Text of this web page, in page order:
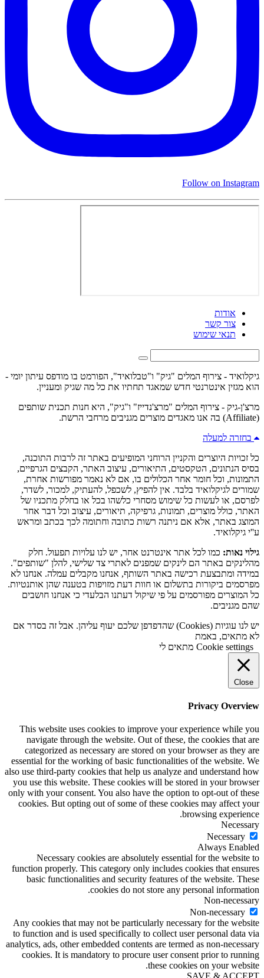
Follow on Instagram
אודות
צור קשר
תנאי שימוש
גיקלואיד - צירוף המלים "גיק" ו"טבלואיד", הפורמט בו מודפס עיתון יומי -
הוא מגזין אינטרנטי חדש שמאגד תחתיו את כל מה שגיק ומעניין.
מרצ'ן-גיק - צירוף המלים "מרצ'נדייז" ו"גיק", היא חנות תכנית שותפים
(Affiliate) בה אנו מאגדים מוצרים מגניבים מרחבי הרשת.
בחזרה למעלה
כל זכויות היוצרים והקניין הרוחני המופיעים באתר זה לרבות התוכנה,
בסיס הנתונים, הטקסטים, התיאורים, עיצוב האתר, הקבצים הגרפיים,
התמונות, וכל חומר אחר הכלולים בו, אם לא נאמר מפורשות אחרת,
שמורים לגיקלואיד בלבד. אין להפיץ, לשכפל, להעתיק, למכור, לשדר,
לפרסם, או לעשות כל שימוש מסחרי כלשהו בכל או בחלק מתכניו של
האתר, כולל מוצרים, תמונות, גרפיקה, תיאורים, עיצוב וכל דבר אחר
המוצג באתר, אלא אם ניתנה רשות כתובה וחתומה לכך בכתב ומראש
ע''י גיקלואיד.
גילוי נאות: כמו לכל אתר אינטרנט אחר, יש לנו עלויות תפעול. חלק
מהלינקים באתר הם לינקים שמפנים לאתרי צד שלישי, להלן "שותפים".
במידה ומתבצעת רכישה באתר השותף, אנחנו מקבלים עמלה. אנחנו לא
מפרסמים ביקורות בתשלום או חוות דעת מזויפות בטענה שהן אותנטיות.
כל המוצרים מפורסמים על פי שיקול דעתנו הבלעדי כי אנחנו חושבים
שהם מגניבים.
יש לנו עוגיות (Cookies) שהדפדפן שלכם יעוף עליהן. אבל זה בסדר אם
לא מתאים, באמת
Cookie settings מתאים לי
Close
Privacy Overview
This website uses cookies to improve your experience while you
navigate through the website. Out of these, the cookies that are
categorized as necessary are stored on your browser as they are
essential for the working of basic functionalities of the website. We
also use third-party cookies that help us analyze and understand how
you use this website. These cookies will be stored in your browser
only with your consent. You also have the option to opt-out of these
cookies. But opting out of some of these cookies may affect your
browsing experience.
Necessary
Necessary
Always Enabled
Necessary cookies are absolutely essential for the website to
function properly. This category only includes cookies that ensures
basic functionalities and security features of the website. These
cookies do not store any personal information.
Non-necessary
Non-necessary
Any cookies that may not be particularly necessary for the website
to function and is used specifically to collect user personal data via
analytics, ads, other embedded contents are termed as non-necessary
cookies. It is mandatory to procure user consent prior to running
these cookies on your website.
SAVE & ACCEPT